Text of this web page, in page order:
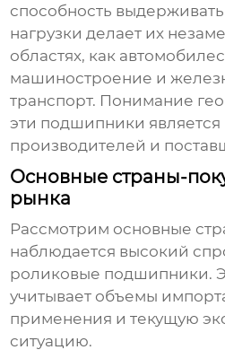
способность
нагрузки делает их
областях, как
машиностроение и
транспорт. Понимание
эти подшипники
производителей и
Основные страны-
рынка
Рассмотрим основные
наблюдается высокий
роликовые подшипники.
учитывает объемы
применения и текущую
ситуацию.